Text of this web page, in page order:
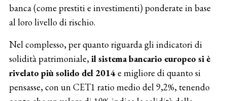
banca (come prestiti e investimenti) ponderate in base
al loro livello di rischio.
Nel complesso, per quanto riguarda gli indicatori di
solidità patrimoniale,il sistema bancario europeo si è
rivelato più solido del 2014e migliore di quanto si
pensasse, con un CET1 ratio medio del 9,2%, tenendo